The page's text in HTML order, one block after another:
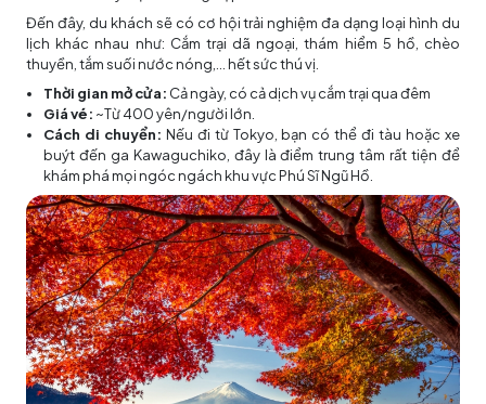
Đến đây, du khách sẽ có cơ hội trải nghiệm đa dạng loại hình du
lịch khác nhau như: Cắm trại dã ngoại, thám hiểm 5 hồ, chèo
thuyền, tắm suối nước nóng,... hết sức thú vị.
Thời gian mở cửa: Cả ngày, có cả dịch vụ cắm trại qua đêm
Giá vé: ~Từ 400 yên/người lớn.
Cách di chuyển: Nếu đi từ Tokyo, bạn có thể đi tàu hoặc xe
buýt đến ga Kawaguchiko, đây là điểm trung tâm rất tiện để
khám phá mọi ngóc ngách khu vực Phú Sĩ Ngũ Hồ.